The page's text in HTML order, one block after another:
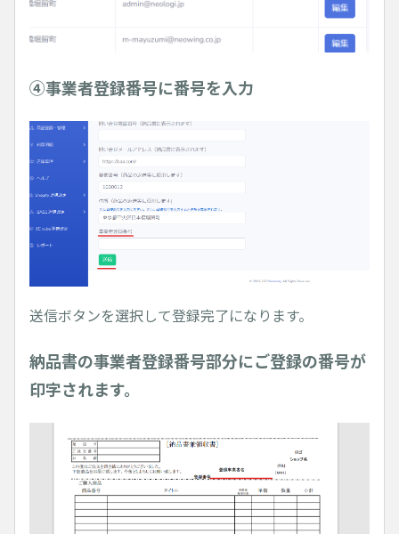
④事業者登録番号に番号を入力
送信ボタンを選択して登録完了になります。
納品書の事業者登録番号部分にご登録の番号が
印字されます。